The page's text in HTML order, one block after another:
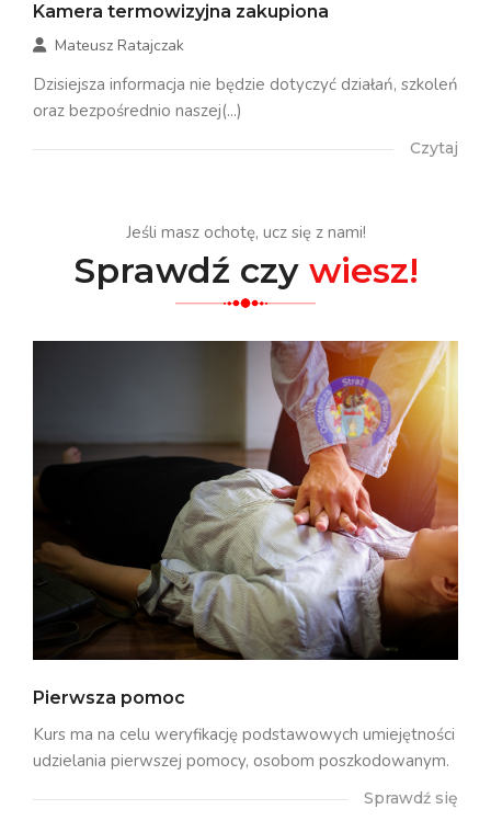
Kamera termowizyjna zakupiona
Mateusz Ratajczak
Dzisiejsza informacja nie będzie dotyczyć działań, szkoleń
oraz bezpośrednio naszej(...)
Czytaj
Jeśli masz ochotę, ucz się z nami!
Sprawdź czy wiesz!
Pierwsza pomoc
Kurs ma na celu weryfikację podstawowych umiejętności
udzielania pierwszej pomocy, osobom poszkodowanym.
Sprawdź się